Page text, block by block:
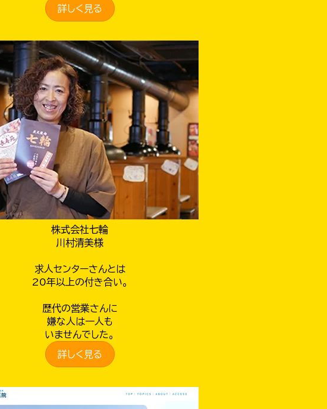
詳しく見る
株式会社七輪
川村清美様
求人センターさんとは
20年以上の付き合い。
歴代の営業さんに
嫌な人は一人も
いませんでした。
詳しく見る